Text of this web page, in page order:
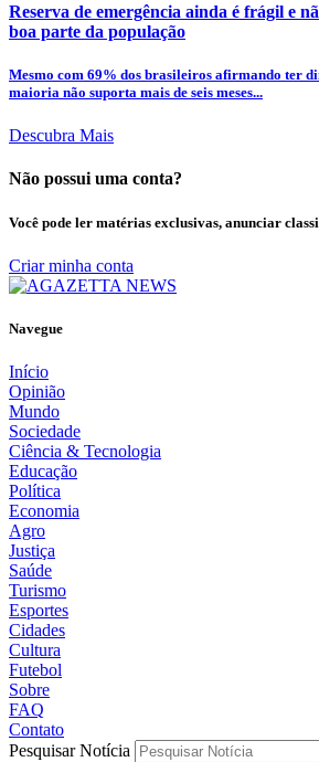
Reserva de emergência ainda é frágil e
boa parte da população
Mesmo com 69% dos brasileiros afirmando ter
maioria não suporta mais de seis meses...
Descubra Mais
Não possui uma conta?
Você pode ler matérias exclusivas, anunciar
Criar minha conta
Navegue
Início
Opinião
Mundo
Sociedade
Ciência & Tecnologia
Educação
Política
Economia
Agro
Justiça
Saúde
Turismo
Esportes
Cidades
Cultura
Futebol
Sobre
FAQ
Contato
Pesquisar Notícia